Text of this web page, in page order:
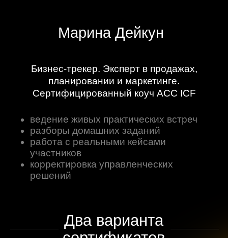
+7
Я согласен на обработку моих персональных данных.
Политикой обработки персональных данных
от получения писем)
вопросы?